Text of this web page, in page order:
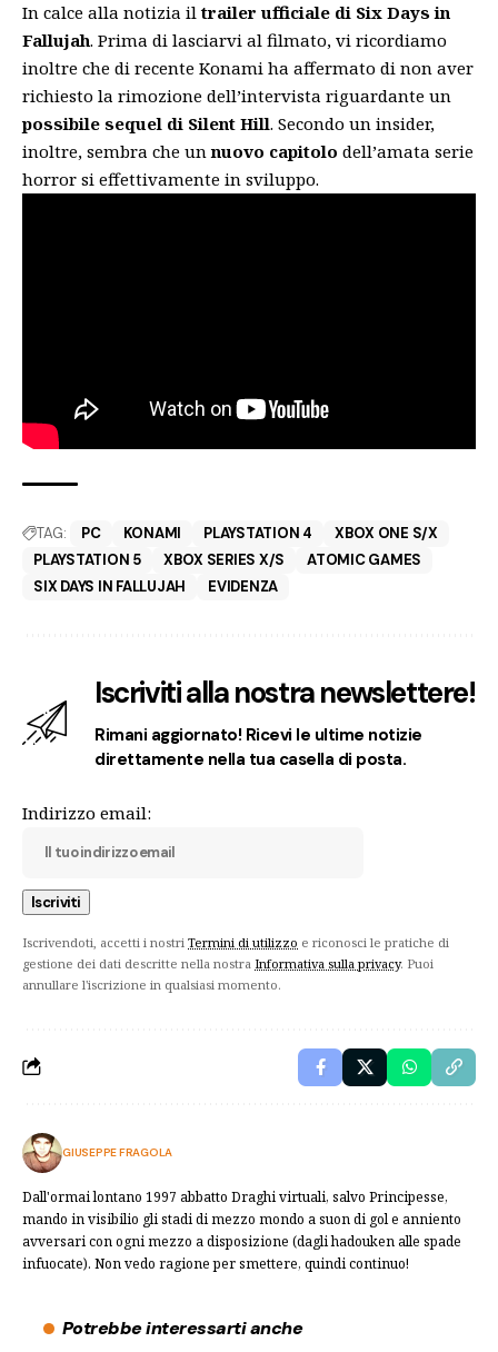
In calce alla notizia iltrailer ufficiale di Six Days in
Fallujah. Prima di lasciarvi al filmato, vi ricordiamo
inoltre che di recente Konami ha affermato di non aver
richiesto la rimozione dell’intervista riguardante un
possibile sequel di Silent Hill. Secondo un insider,
inoltre, sembra che unnuovo capitolo dell’amata serie
horror si effettivamente in sviluppo.
TAG: PC KONAMI PLAYSTATION 4
XBOX ONE S/X
PLAYSTATION 5
XBOX SERIES X/S
ATOMIC GAMES
SIX DAYS IN FALLUJAH
EVIDENZA
Iscriviti alla nostra newslettere!
Rimani aggiornato! Ricevi le ultime notizie
direttamente nella tua casella di posta.
Indirizzo email:
Iscrivendoti, accetti i nostri Termini di utilizzo e riconosci le pratiche di
gestione dei dati descritte nella nostra Informativa sulla privacy. Puoi
annullare l'iscrizione in qualsiasi momento.
GIUSEPPE FRAGOLA
Dall'ormai lontano 1997 abbatto Draghi virtuali, salvo Principesse,
mando in visibilio gli stadi di mezzo mondo a suon di gol e anniento
avversari con ogni mezzo a disposizione (dagli hadouken alle spade
infuocate). Non vedo ragione per smettere, quindi continuo!
Potrebbe interessarti anche